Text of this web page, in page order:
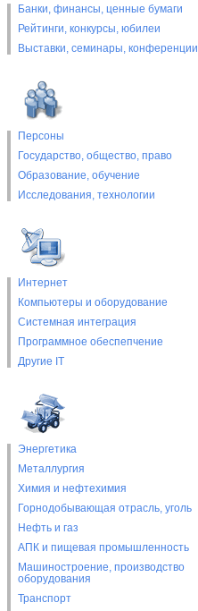
Банки, финансы, ценные бумаги
Рейтинги, конкурсы, юбилеи
Выставки, cеминары, конференции
Персоны
Государство, общество, право
Образование, обучение
Исследования, технологии
Интернет
Компьютеры и оборудование
Системная интеграция
Программное обеспепчение
Другие IT
Энергетика
Металлургия
Химия и нефтехимия
Горнодобывающая отрасль, уголь
Нефть и газ
АПК и пищевая промышленность
Машиностроение, производство
оборудования
Транспорт